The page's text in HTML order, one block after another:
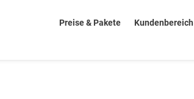
Anmeldedaten unten ein!
Preise & Pakete Kundenbereich